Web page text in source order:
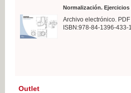
Normalización.
Archivo electrónico.
ISBN:978-84-1396-433-1
Outlet